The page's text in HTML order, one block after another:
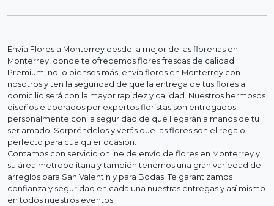
Envía Flores a Monterrey desde la mejor de las florerias en
Monterrey, donde te ofrecemos flores frescas de calidad
Premium, no lo pienses más, envía flores en Monterrey con
nosotros y ten la seguridad de que la entrega de tus flores a
domicilio será con la mayor rapidez y calidad. Nuestros hermosos
diseños elaborados por expertos floristas son entregados
personalmente con la seguridad de que llegarán a manos de tu
ser amado. Sorpréndelos y verás que las flores son el regalo
perfecto para cualquier ocasión.
Contamos con servicio online de envío de flores en Monterrey y
su área metropolitana y también tenemos una gran variedad de
arreglos para San Valentín y para Bodas. Te garantizamos
confianza y seguridad en cada una nuestras entregas y así mismo
en todos nuestros eventos.